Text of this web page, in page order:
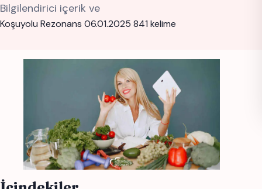
Bilgilendirici içerik ve
Koşuyolu Rezonans 06.01.2025 841 kelime